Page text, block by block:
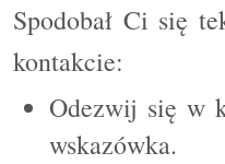
Spodobał Ci się
kontakcie:
Odezwij się w
wskazówka.